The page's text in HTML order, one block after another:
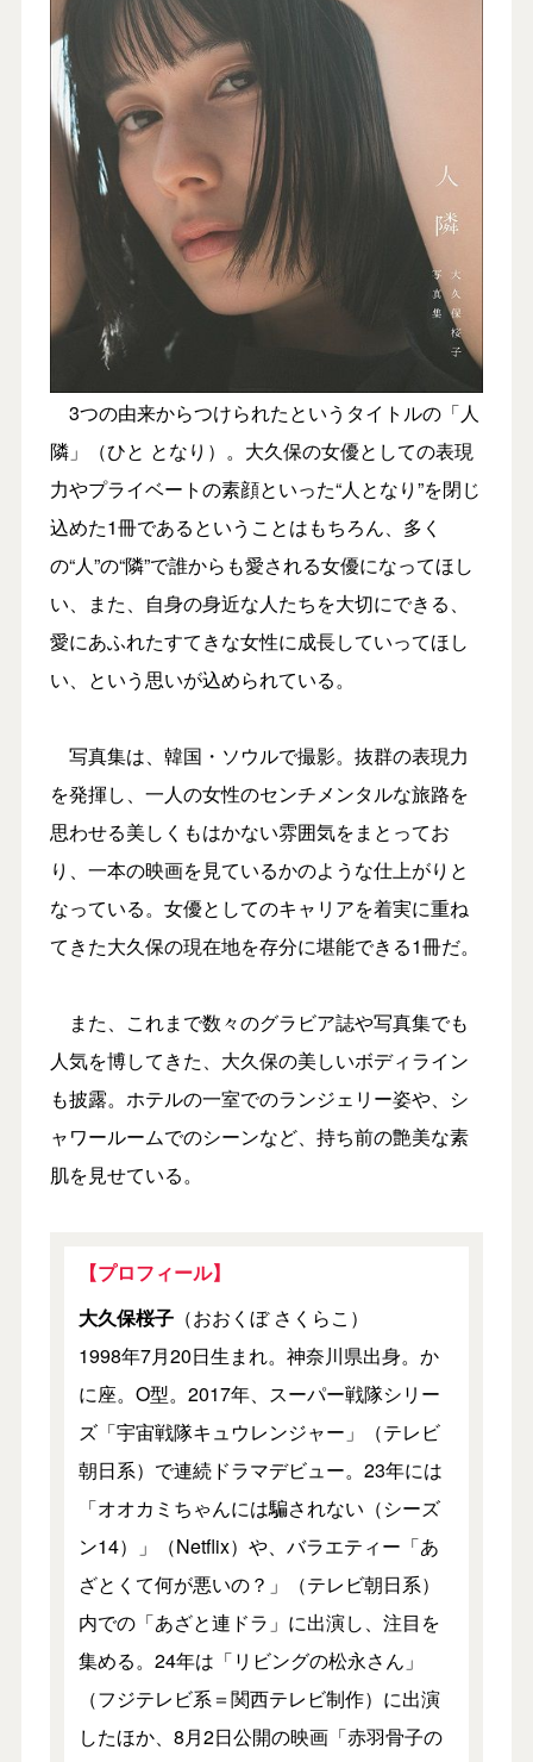
3つの由来からつけられたというタイトルの「人
隣」（ひと となり）。大久保の女優としての表現
力やプライベートの素顔といった“人となり”を閉じ
込めた1冊であるということはもちろん、多く
の“人”の“隣”で誰からも愛される女優になってほし
い、また、自身の身近な人たちを大切にできる、
愛にあふれたすてきな女性に成長していってほし
い、という思いが込められている。
写真集は、韓国・ソウルで撮影。抜群の表現力
を発揮し、一人の女性のセンチメンタルな旅路を
思わせる美しくもはかない雰囲気をまとってお
り、一本の映画を見ているかのような仕上がりと
なっている。女優としてのキャリアを着実に重ね
てきた大久保の現在地を存分に堪能できる1冊だ。
また、これまで数々のグラビア誌や写真集でも
人気を博してきた、大久保の美しいボディライン
も披露。ホテルの一室でのランジェリー姿や、シ
ャワールームでのシーンなど、持ち前の艶美な素
肌を見せている。
【プロフィール】
大久保桜子（おおくぼ さくらこ）
1998年7月20日生まれ。神奈川県出身。か
に座。O型。2017年、スーパー戦隊シリー
ズ「宇宙戦隊キュウレンジャー」（テレビ
朝日系）で連続ドラマデビュー。23年には
「オオカミちゃんには騙されない（シーズ
ン14）」（Netflix）や、バラエティー「あ
ざとくて何が悪いの？」（テレビ朝日系）
内での「あざと連ドラ」に出演し、注目を
集める。24年は「リビングの松永さん」
（フジテレビ系＝関西テレビ制作）に出演
したほか、8月2日公開の映画「赤羽骨子の